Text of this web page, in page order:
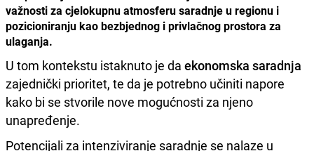
važnosti za cjelokupnu atmosferu saradnje u regionu i
pozicioniranju kao bezbjednog i privlačnog prostora za
ulaganja.
U tom kontekstu istaknuto je da ekonomska saradnja
zajednički prioritet, te da je potrebno učiniti napore
kako bi se stvorile nove mogućnosti za njeno
unapređenje.
Potencijali za intenziviranje saradnje se nalaze u